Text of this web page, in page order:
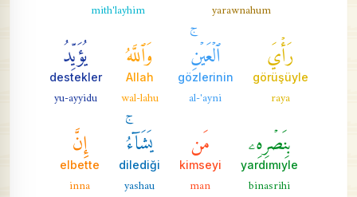
yarawnahum
mith'layhim
رَأۡيَ
görüşüyle
raya
ٱلۡعَيۡنِۚ
gözlerinin
al-'ayni
وَٱللَّهُ
Allah
wal-lahu
يُؤَيِّدُ
destekler
yu-ayyidu
بِنَصۡرِهِۦ
yardımıyle
binasrihi
مَن
kimseyi
man
يَشَآءُۚ
dilediği
yashau
إِنَّ
elbette
inna